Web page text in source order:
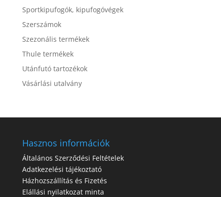
Sportkipufogók, kipufogóvégek
Szerszámok
Szezonális termékek
Thule termékek
Utánfutó tartozékok
Vásárlási utalvány
Hasznos információk
Általános Szerződési Feltételek
Adatkezelési tájékoztató
Házhozszállítás és Fizetés
Elállási nyilatkozat minta